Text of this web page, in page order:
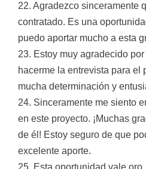
22. Agradezco sinceramente
contratado. Es una
puedo aportar mucho a esta
23. Estoy muy agradecido
hacerme la entrevista para el
mucha determinación y
24. Sinceramente me siento
en este proyecto. ¡Muchas
de él! Estoy seguro de que
excelente aporte.
25. Esta oportunidad vale